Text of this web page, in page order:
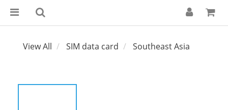
View All SIM data card Southeast Asia